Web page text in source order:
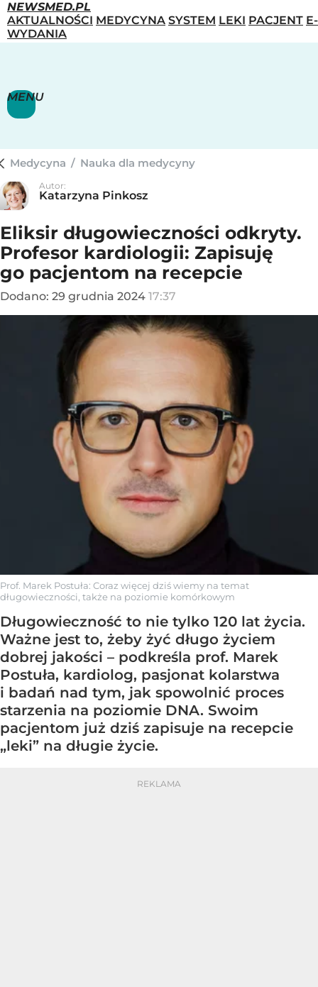
NEWSMED.PL
AKTUALNOŚCI MEDYCYNA SYSTEM LEKI PACJENT E-
WYDANIA
MENU
Medycyna / Nauka dla medycyny
Autor:
Katarzyna Pinkosz
Eliksir długowieczności odkryty.
Profesor kardiologii: Zapisuję
go pacjentom na recepcie
Dodano: 29 grudnia 2024 17:37
Prof. Marek Postuła: Coraz więcej dziś wiemy na temat
długowieczności, także na poziomie komórkowym
Długowieczność to nie tylko 120 lat życia.
Ważne jest to, żeby żyć długo życiem
dobrej jakości – podkreśla prof. Marek
Postuła, kardiolog, pasjonat kolarstwa
i badań nad tym, jak spowolnić proces
starzenia na poziomie DNA. Swoim
pacjentom już dziś zapisuje na recepcie
„leki” na długie życie.